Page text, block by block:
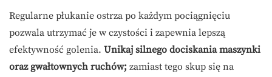
Regularne płukanie ostrza po każdym pociągnięciu
pozwala utrzymać je w czystości i zapewnia lepszą
efektywność golenia. Unikaj silnego dociskania maszynki
oraz gwałtownych ruchów; zamiast tego skup się na